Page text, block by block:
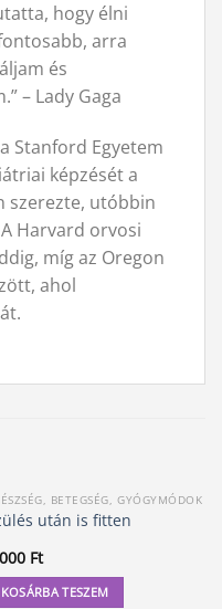
hogy élni
arra
és
– Lady Gaga
Stanford Egyetem
képzését a
szerezte, utóbbin
Harvard orvosi
míg az Oregon
ahol
BETEGSÉG, GYÓGYMÓDOK
után is fitten
Ft
KOSÁRBA TESZEM